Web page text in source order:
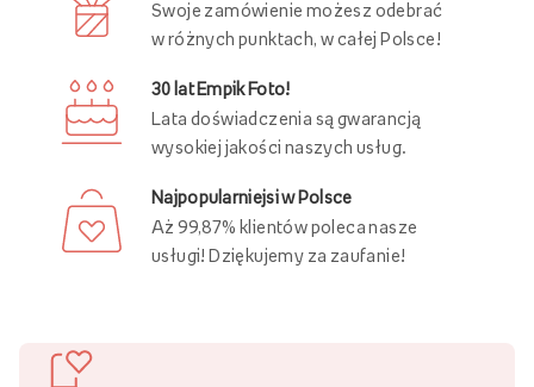
Swoje zamówienie możesz odebrać
w różnych punktach, w całej Polsce!
30 lat Empik Foto!
Lata doświadczenia są gwarancją
wysokiej jakości naszych usług.
Najpopularniejsi w Polsce
Aż 99,87% klientów poleca nasze
usługi! Dziękujemy za zaufanie!